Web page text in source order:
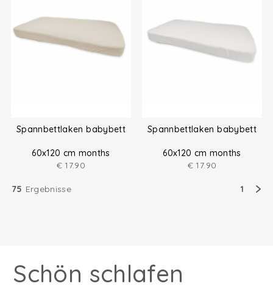
Spannbettlaken babybett
60x120 cm months
€ 17.90
Spannbettlaken babybett
60x120 cm months
€ 17.90
75 Ergebnisse 1
Schön schlafen